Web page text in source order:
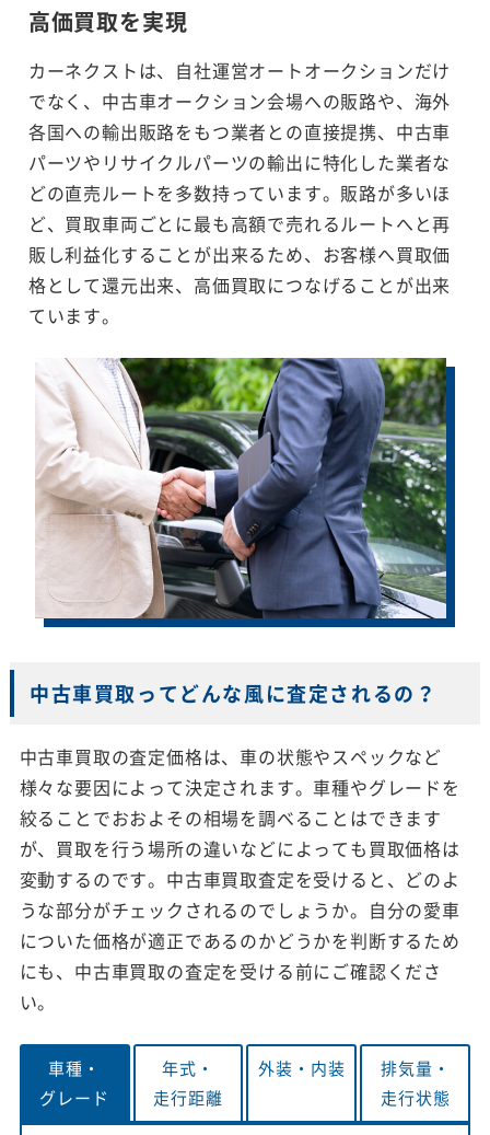
高価買取を実現
カーネクストは、自社運営オートオークションだけ
でなく、中古車オークション会場への販路や、海外
各国への輸出販路をもつ業者との直接提携、中古車
パーツやリサイクルパーツの輸出に特化した業者な
どの直売ルートを多数持っています。販路が多いほ
ど、買取車両ごとに最も高額で売れるルートへと再
販し利益化することが出来るため、お客様へ買取価
格として還元出来、高価買取につなげることが出来
ています。
中古車買取ってどんな風に査定されるの？
中古車買取の査定価格は、車の状態やスペックなど
様々な要因によって決定されます。車種やグレードを
絞ることでおおよその相場を調べることはできます
が、買取を行う場所の違いなどによっても買取価格は
変動するのです。中古車買取査定を受けると、どのよ
うな部分がチェックされるのでしょうか。自分の愛車
についた価格が適正であるのかどうかを判断するため
にも、中古車買取の査定を受ける前にご確認くださ
い。
車種・
グレード
年式・
走行距離
外装・ 内装
排気量・
走行状態